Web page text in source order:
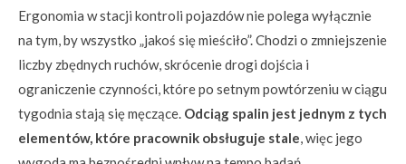
Ergonomia w stacji kontroli pojazdów nie polega wyłącznie
na tym, by wszystko „jakoś się mieściło”. Chodzi o zmniejszenie
liczby zbędnych ruchów, skrócenie drogi dojścia i
ograniczenie czynności, które po setnym powtórzeniu w ciągu
tygodnia stają się męczące. Odciąg spalin jest jednym z tych
elementów, które pracownik obsługuje stale , więc jego